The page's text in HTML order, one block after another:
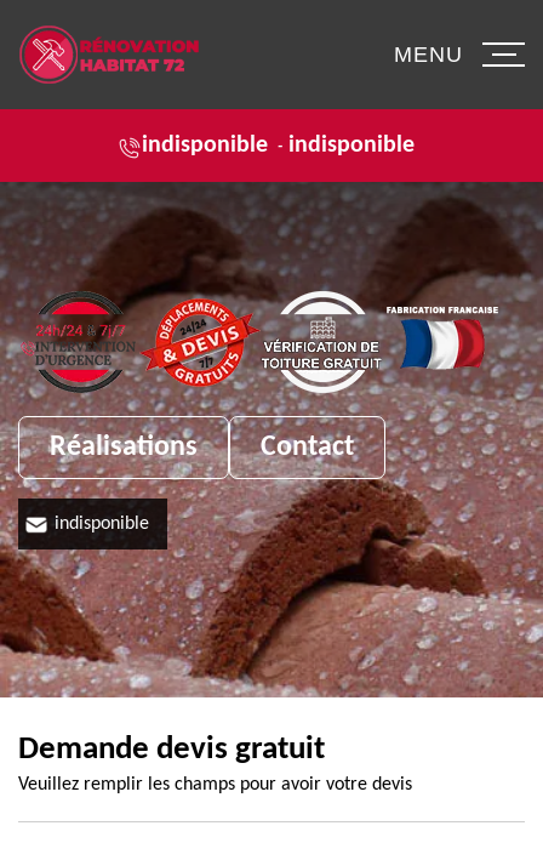
indisponible - indisponible
MENU
Réalisations Contact
indisponible
Demande devis gratuit
Veuillez remplir les champs pour avoir votre devis